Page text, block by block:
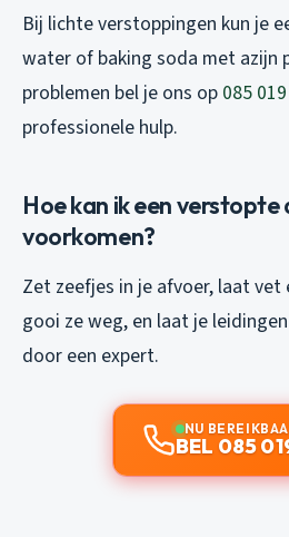
Bij lichte verstoppingen kun je
water of baking soda met azijn
problemen bel je ons op 085
professionele hulp.
Hoe kan ik een
voorkomen?
Zet zeefjes in je afvoer, laat vet
gooi ze weg, en laat je
door een expert.
NU
BEL 085